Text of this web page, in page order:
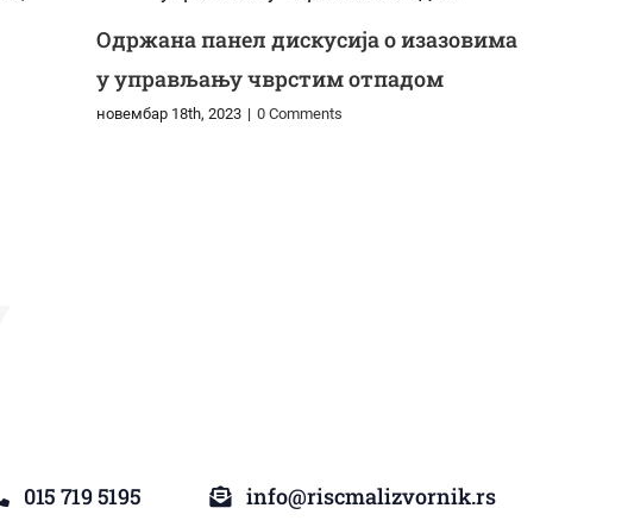
Одржана панел дискусија о изазовима
у управљању чврстим отпадом
новембар 18th, 2023 | 0 Comments
015 719 5195 info@riscmalizvornik.rs